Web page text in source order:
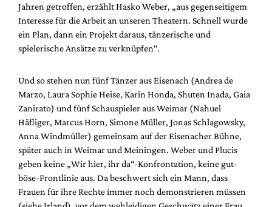
Jahren getroffen, erzählt Hasko Weber, „aus gegenseitigem
Interesse für die Arbeit an unseren Theatern. Schnell wurde
ein Plan, dann ein Projekt daraus, tänzerische und
spielerische Ansätze zu verknüpfen“.
Und so stehen nun fünf Tänzer aus Eisenach (Andrea de
Marzo, Laura Sophie Heise, Karin Honda, Shuten Inada, Gaia
Zanirato) und fünf Schauspieler aus Weimar (Nahuel
Häfliger, Marcus Horn, Simone Müller, Jonas Schlagowsky,
Anna Windmüller) gemeinsam auf der Eisenacher Bühne,
später auch in Weimar und Meiningen. Weber und Plucis
geben keine „Wir hier, ihr da“-Konfrontation, keine gut-
böse-Frontlinie aus. Da beschwert sich ein Mann, dass
Frauen für ihre Rechte immer noch demonstrieren müssen